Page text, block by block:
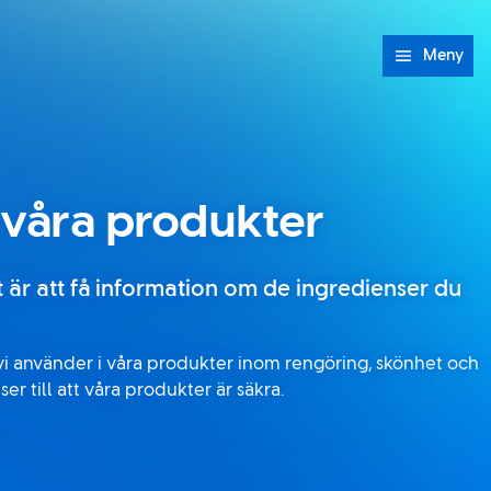
Meny
produkter
att få information om de ingredienser du
använder i våra produkter inom rengöring, skönhet och
till att våra produkter är säkra.